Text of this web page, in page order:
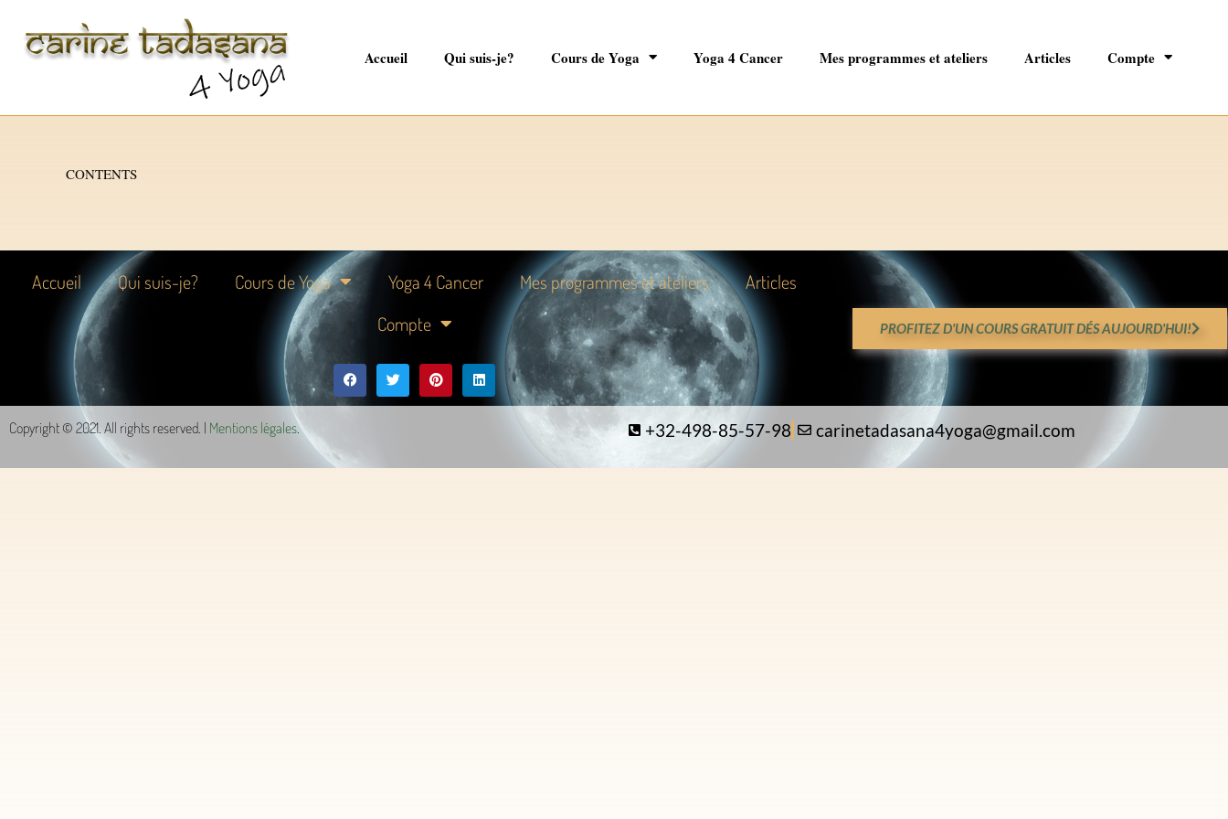
Accueil Qui suis-je? Cours de Yoga Yoga 4 Cancer Mes programmes et ateliers Articles Compte
CONTENTS
Accueil Qui suis-je? Cours de Yoga Yoga 4 Cancer Mes programmes et ateliers
Articles
Compte
PROFITEZ D'UN COURS GRATUIT DÉS AUJOURD'HUI!
Copyright © 2021. All rights reserved. | Mentions légales. +32-498-85-57-98 carinetadasana4yoga@gmail.com